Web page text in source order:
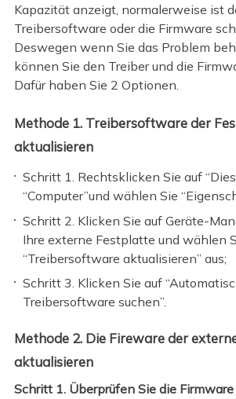
Kapazität anzeigt, normalerweise ist
Treibersoftware oder die Firmware
Deswegen wenn Sie das Problem
können Sie den Treiber und die
Dafür haben Sie 2 Optionen.
Methode 1. Treibersoftware der
aktualisieren
Schritt 1. Rechtsklicken Sie auf
“Computer”und wählen Sie
Schritt 2. Klicken Sie auf Geräte-
Ihre externe Festplatte und wählen
“Treibersoftware aktualisieren” aus;
Schritt 3. Klicken Sie auf
Treibersoftware suchen”.
Methode 2. Die Fireware der
aktualisieren
Schritt 1. Überprüfen Sie die